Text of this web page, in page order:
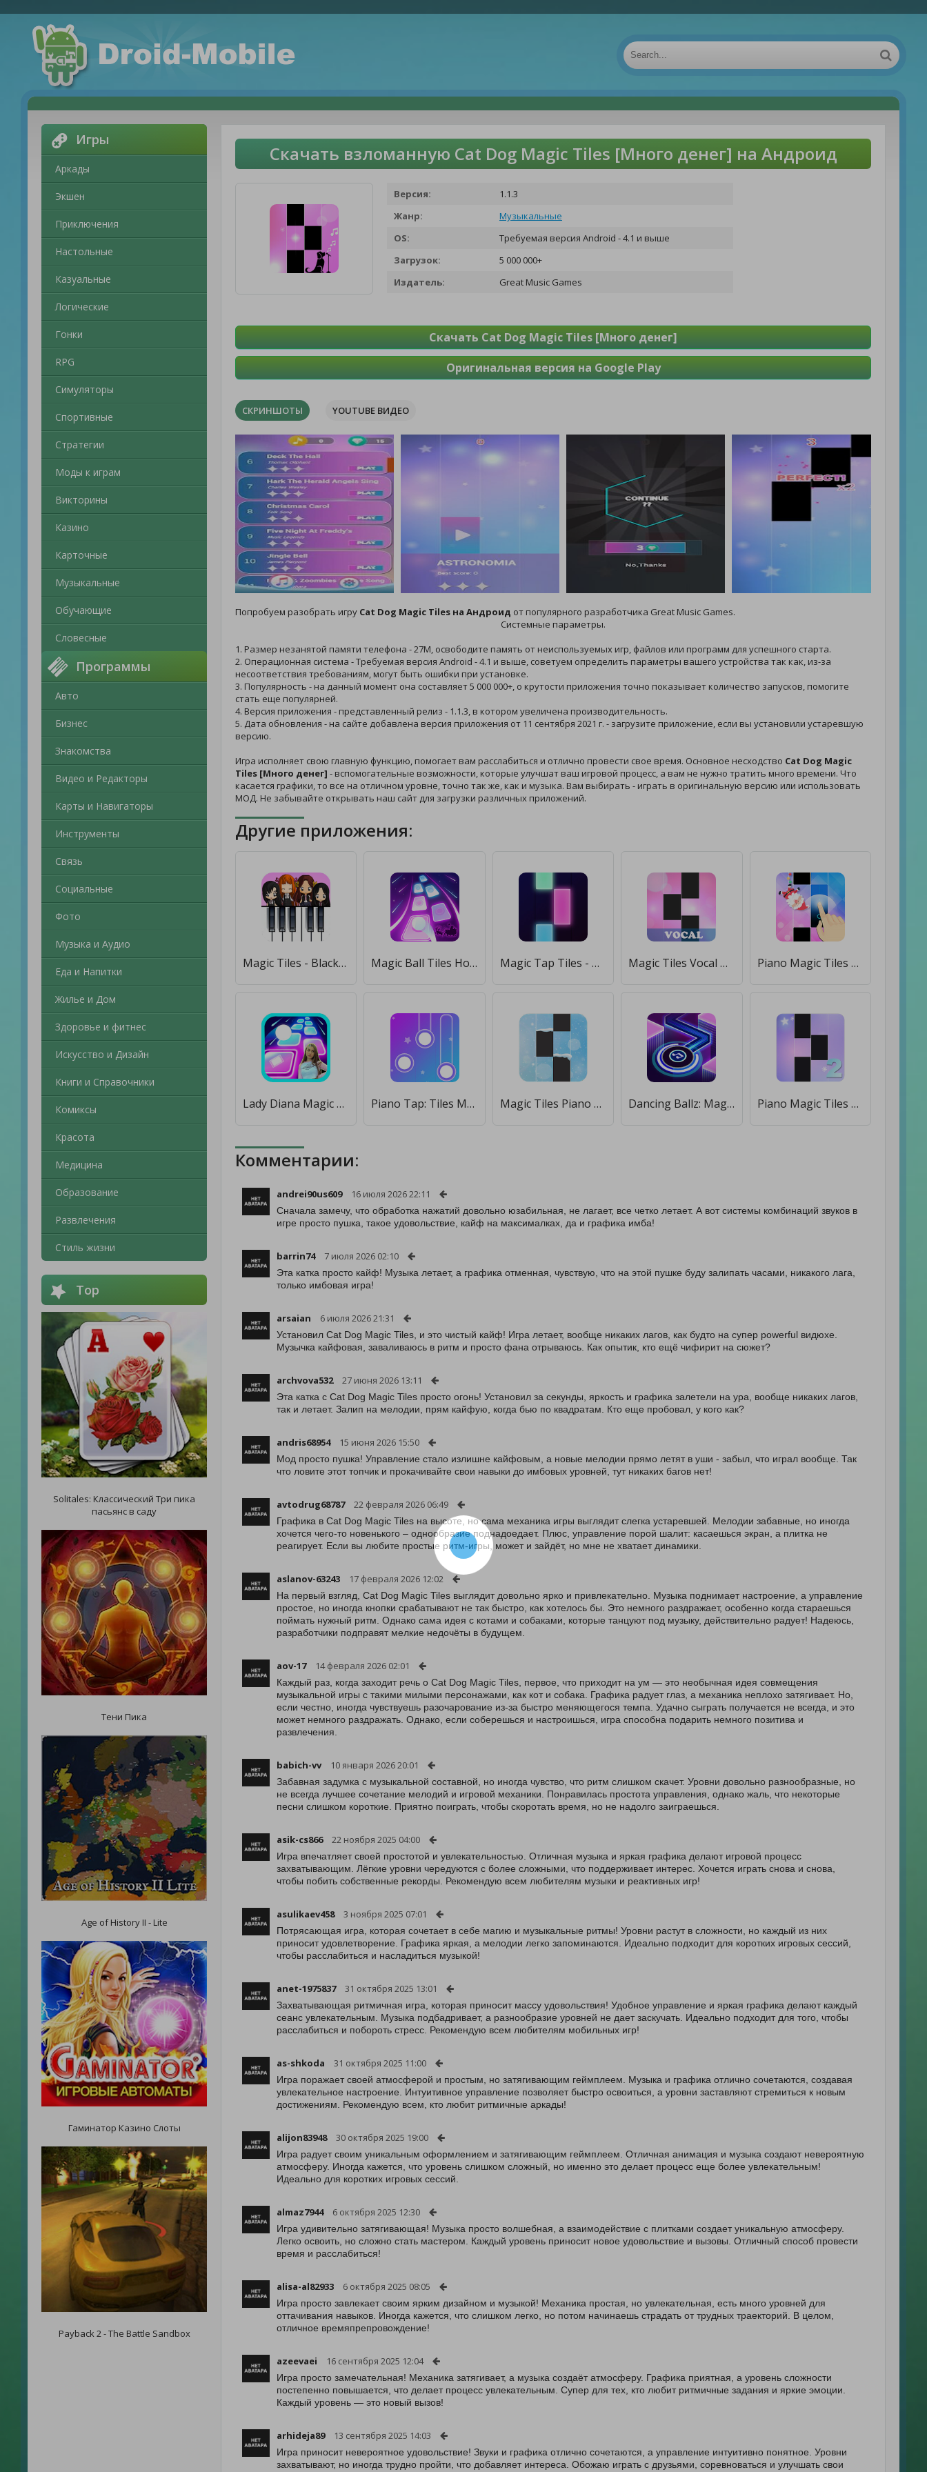
Игры
Аркады
Экшен
Приключения
Настольные
Казуальные
Логические
Гонки
RPG
Симуляторы
Спортивные
Стратегии
Моды к играм
Викторины
Казино
Карточные
Музыкальные
Обучающие
Словесные
Программы
Авто
Бизнес
Знакомства
Видео и Редакторы
Карты и Навигаторы
Инструменты
Связь
Социальные
Фото
Музыка и Аудио
Еда и Напитки
Жилье и Дом
Здоровье и фитнес
Искусство и Дизайн
Книги и Справочники
Комиксы
Красота
Медицина
Образование
Развлечения
Стиль жизни
Top
Solitales: Классический Три пика
пасьянс в саду
Тени Пика
Age of History II - Lite
Гаминатор Казино Слоты
Payback 2 - The Battle Sandbox
Скачать взломанную Cat Dog Magic Tiles [Много денег] на Андроид
Версия:
1.1.3
Жанр:
Музыкальные
OS:
Требуемая версия Android - 4.1 и выше
Загрузок:
5 000 000+
Издатель:
Great Music Games
Скачать Cat Dog Magic Tiles [Много денег]
Оригинальная версия на Google Play
СКРИНШОТЫ YOUTUBE ВИДЕО
Попробуем разобрать игру Cat Dog Magic Tiles на Андроид от популярного разработчика Great Music Games.
Системные параметры.
1. Размер незанятой памяти телефона - 27M, освободите память от неиспользуемых игр, файлов или программ для успешного старта.
2. Операционная система - Требуемая версия Android - 4.1 и выше, советуем определить параметры вашего устройства так как, из-за
несоответствия требованиям, могут быть ошибки при установке.
3. Популярность - на данный момент она составляет 5 000 000+, о крутости приложения точно показывает количество запусков, помогите
стать еще популярней.
4. Версия приложения - представленный релиз - 1.1.3, в котором увеличена производительность.
5. Дата обновления - на сайте добавлена версия приложения от 11 сентября 2021 г. - загрузите приложение, если вы установили устаревшую
версию.
Игра исполняет свою главную функцию, помогает вам расслабиться и отлично провести свое время. Основное несходство Cat Dog Magic
Tiles [Много денег] - вспомогательные возможности, которые улучшат ваш игровой процесс, а вам не нужно тратить много времени. Что
касается графики, то все на отличном уровне, точно так же, как и музыка. Вам выбирать - играть в оригинальную версию или использовать
МОД. Не забывайте открывать наш сайт для загрузки различных приложений.
Другие приложения:
Magic Tiles - Blackpink Edition (K-Pop) [Много денег] Magic Ball Tiles Hop Music Run [Много монет] Magic Tap Tiles - Фортепиано [Бесплатные покупки] Magic Tiles Vocal & Piano Top Songs New Games [Много денег] Piano Magic Tiles 2 [Много монет]
Lady Diana Magic Tiles Hop Edm Rush [Мод меню] Piano Tap: Tiles Melody Magic [Много денег] Magic Tiles Piano Despacito [Мод меню] Dancing Ballz: Magic Dance Line Tiles Game [Много денег] Piano Magic Tiles Pop Music 2 [Мод меню]
Комментарии:
andrei90us609 16 июля 2026 22:11
Сначала замечу, что обработка нажатий довольно юзабильная, не лагает, все четко летает. А вот системы комбинаций звуков в
игре просто пушка, такое удовольствие, кайф на максималках, да и графика имба!
barrin74 7 июля 2026 02:10
Эта катка просто кайф! Музыка летает, а графика отменная, чувствую, что на этой пушке буду залипать часами, никакого лага,
только имбовая игра!
arsaian 6 июля 2026 21:31
Установил Cat Dog Magic Tiles, и это чистый кайф! Игра летает, вообще никаких лагов, как будто на супер powerful видюхе.
Музычка кайфовая, заваливаюсь в ритм и просто фана отрываюсь. Как опытик, кто ещё чифирит на сюжет?
archvova532 27 июня 2026 13:11
Эта катка с Cat Dog Magic Tiles просто огонь! Установил за секунды, яркость и графика залетели на ура, вообще никаких лагов,
так и летает. Залип на мелодии, прям кайфую, когда бью по квадратам. Кто еще пробовал, у кого как?
andris68954 15 июня 2026 15:50
Мод просто пушка! Управление стало излишне кайфовым, а новые мелодии прямо летят в уши - забыл, что играл вообще. Так
что ловите этот топчик и прокачивайте свои навыки до имбовых уровней, тут никаких багов нет!
avtodrug68787 22 февраля 2026 06:49
Графика в Cat Dog Magic Tiles на высоте, но сама механика игры выглядит слегка устаревшей. Мелодии забавные, но иногда
хочется чего-то новенького – однообразие поднадоедает. Плюс, управление порой шалит: касаешься экран, а плитка не
реагирует. Если вы любите простые ритм-игры, может и зайдёт, но мне не хватает динамики.
aslanov-63243 17 февраля 2026 12:02
На первый взгляд, Cat Dog Magic Tiles выглядит довольно ярко и привлекательно. Музыка поднимает настроение, а управление
простое, но иногда кнопки срабатывают не так быстро, как хотелось бы. Это немного раздражает, особенно когда стараешься
поймать нужный ритм. Однако сама идея с котами и собаками, которые танцуют под музыку, действительно радует! Надеюсь,
разработчики подправят мелкие недочёты в будущем.
aov-17 14 февраля 2026 02:01
Каждый раз, когда заходит речь о Cat Dog Magic Tiles, первое, что приходит на ум — это необычная идея совмещения
музыкальной игры с такими милыми персонажами, как кот и собака. Графика радует глаз, а механика неплохо затягивает. Но,
если честно, иногда чувствуешь разочарование из-за быстро меняющегося темпа. Удачно сыграть получается не всегда, и это
может немного раздражать. Однако, если соберешься и настроишься, игра способна подарить немного позитива и
развлечения.
babich-vv 10 января 2026 20:01
Забавная задумка с музыкальной составной, но иногда чувство, что ритм слишком скачет. Уровни довольно разнообразные, но
не всегда лучшее сочетание мелодий и игровой механики. Понравилась простота управления, однако жаль, что некоторые
песни слишком короткие. Приятно поиграть, чтобы скоротать время, но не надолго заиграешься.
asik-cs866 22 ноября 2025 04:00
Игра впечатляет своей простотой и увлекательностью. Отличная музыка и яркая графика делают игровой процесс
захватывающим. Лёгкие уровни чередуются с более сложными, что поддерживает интерес. Хочется играть снова и снова,
чтобы побить собственные рекорды. Рекомендую всем любителям музыки и реактивных игр!
asulikaev458 3 ноября 2025 07:01
Потрясающая игра, которая сочетает в себе магию и музыкальные ритмы! Уровни растут в сложности, но каждый из них
приносит удовлетворение. Графика яркая, а мелодии легко запоминаются. Идеально подходит для коротких игровых сессий,
чтобы расслабиться и насладиться музыкой!
anet-1975837 31 октября 2025 13:01
Захватывающая ритмичная игра, которая приносит массу удовольствия! Удобное управление и яркая графика делают каждый
сеанс увлекательным. Музыка подбадривает, а разнообразие уровней не дает заскучать. Идеально подходит для того, чтобы
расслабиться и побороть стресс. Рекомендую всем любителям мобильных игр!
as-shkoda 31 октября 2025 11:00
Игра поражает своей атмосферой и простым, но затягивающим геймплеем. Музыка и графика отлично сочетаются, создавая
увлекательное настроение. Интуитивное управление позволяет быстро освоиться, а уровни заставляют стремиться к новым
достижениям. Рекомендую всем, кто любит ритмичные аркады!
alijon83948 30 октября 2025 19:00
Игра радует своим уникальным оформлением и затягивающим геймплеем. Отличная анимация и музыка создают невероятную
атмосферу. Иногда кажется, что уровень слишком сложный, но именно это делает процесс еще более увлекательным!
Идеально для коротких игровых сессий.
almaz7944 6 октября 2025 12:30
Игра удивительно затягивающая! Музыка просто волшебная, а взаимодействие с плитками создает уникальную атмосферу.
Легко освоить, но сложно стать мастером. Каждый уровень приносит новое удовольствие и вызовы. Отличный способ провести
время и расслабиться!
alisa-al82933 6 октября 2025 08:05
Игра просто завлекает своим ярким дизайном и музыкой! Механика простая, но увлекательная, есть много уровней для
оттачивания навыков. Иногда кажется, что слишком легко, но потом начинаешь страдать от трудных траекторий. В целом,
отличное времяпрепровождение!
azeevaei 16 сентября 2025 12:04
Игра просто замечательная! Механика затягивает, а музыка создаёт атмосферу. Графика приятная, а уровень сложности
постепенно повышается, что делает процесс увлекательным. Супер для тех, кто любит ритмичные задания и яркие эмоции.
Каждый уровень — это новый вызов!
arhideja89 13 сентября 2025 14:03
Игра приносит невероятное удовольствие! Звуки и графика отлично сочетаются, а управление интуитивно понятное. Уровни
захватывают, но иногда трудно пройти, что добавляет интереса. Обожаю играть с друзьями, соревноваться и улучшать свои